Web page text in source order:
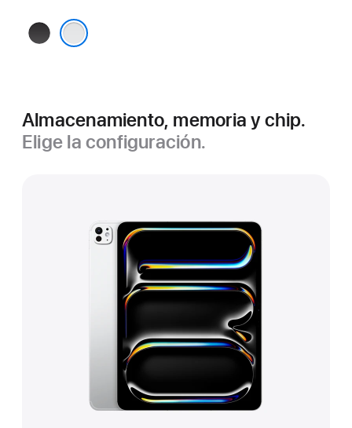
Negro
espacial
Almacenamiento, memoria y chip.
Elige la configuración.